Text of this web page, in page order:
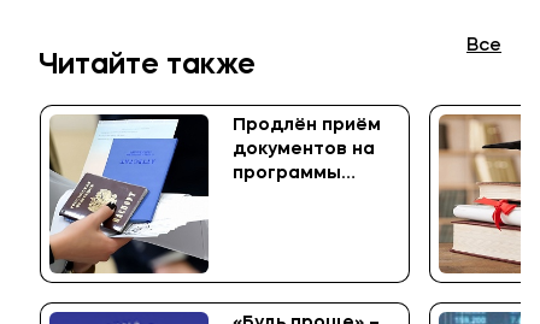
Читайте также
Все
Продлён приём
документов на
программы